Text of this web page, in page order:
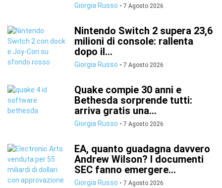
Giorgia Russo - 7 Agosto 2026
Nintendo Switch 2 supera 23,6
milioni di console: rallenta
dopo il...
Giorgia Russo - 7 Agosto 2026
Quake compie 30 anni e
Bethesda sorprende tutti:
arriva gratis una...
Giorgia Russo - 7 Agosto 2026
EA, quanto guadagna davvero
Andrew Wilson? I documenti
SEC fanno emergere...
Giorgia Russo - 7 Agosto 2026